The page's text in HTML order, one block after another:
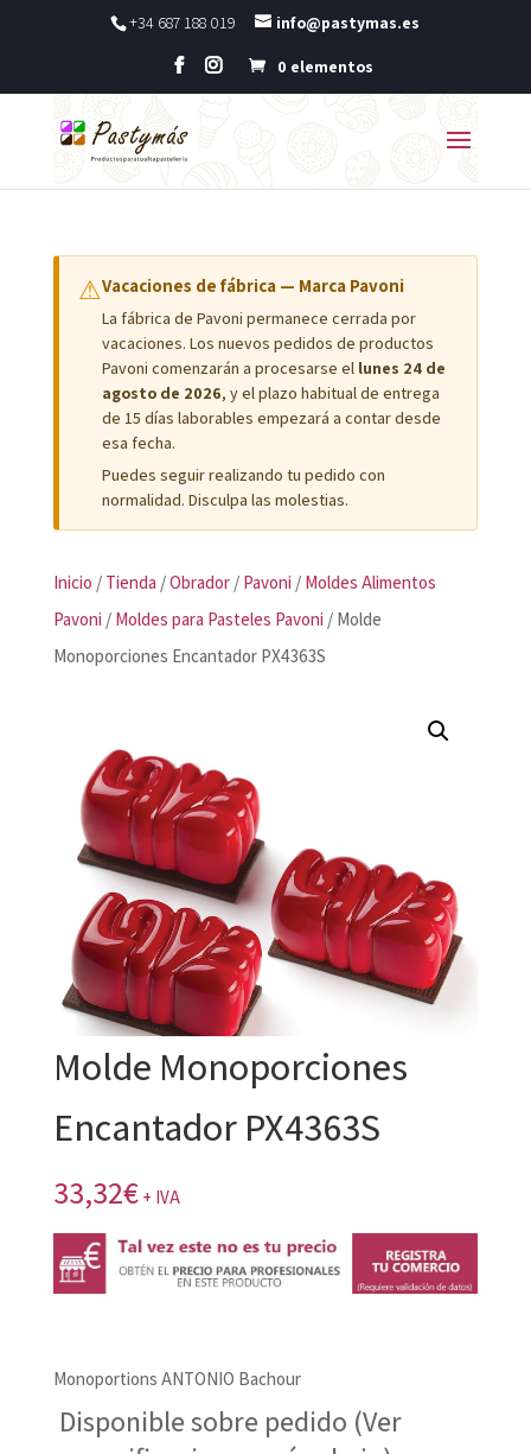
+34 687 188 019 info@pastymas.es
0 elementos
⚠Vacaciones de fábrica — Marca Pavoni
La fábrica de Pavoni permanece cerrada por
vacaciones. Los nuevos pedidos de productos
Pavoni comenzarán a procesarse el lunes 24 de
agosto de 2026, y el plazo habitual de entrega
de 15 días laborables empezará a contar desde
esa fecha.
Puedes seguir realizando tu pedido con
normalidad. Disculpa las molestias.
Inicio / Tienda /Obrador/ Pavoni / Moldes Alimentos
Pavoni / Moldes para Pasteles Pavoni / Molde
Monoporciones Encantador PX4363S
Molde Monoporciones
Encantador PX4363S
33,32€ + IVA
Monoportions ANTONIO Bachour
Disponible sobre pedido (Ver